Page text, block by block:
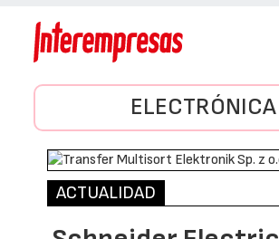
ELECTRÓNICA
ACTUALIDAD